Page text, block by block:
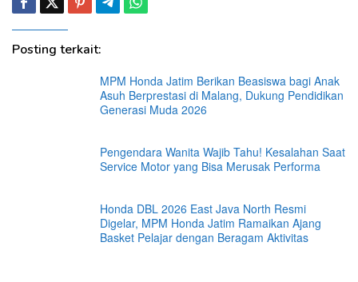
Posting terkait:
MPM Honda Jatim Berikan Beasiswa bagi Anak
Asuh Berprestasi di Malang, Dukung Pendidikan
Generasi Muda 2026
Pengendara Wanita Wajib Tahu! Kesalahan Saat
Service Motor yang Bisa Merusak Performa
Honda DBL 2026 East Java North Resmi
Digelar, MPM Honda Jatim Ramaikan Ajang
Basket Pelajar dengan Beragam Aktivitas